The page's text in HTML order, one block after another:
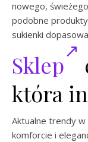
nowego,
podobne
sukienki
Sklep
która
Aktualne trendy w
komforcie i